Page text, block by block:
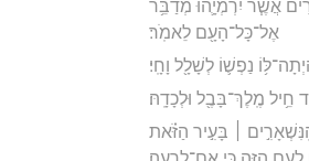
אֲשֶׁ֧ר יִרְמְיָ֛הוּ מְדַבֵּ֥ר
אֶל־כָּל־הָעָ֖ם לֵאמֹֽר׃
נַפְשׁ֛וֹ לְשָׁלָ֖ל וָחָֽי׃
חֵ֥יל מֶֽלֶךְ־בָּבֶ֖ל וּלְכָדָֽהּ׃
׀ בָּעִ֣יר הַזֹּ֗את